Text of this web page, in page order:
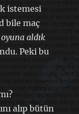
istemesi
bile maç
oyuna aldık
Peki bu
alıp bütün